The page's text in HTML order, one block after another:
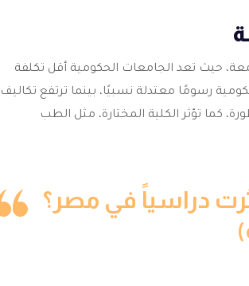
حيث تعد الجامعات الحكومية أقل تكلفة
رسومًا معتدلة نسبيًا، بينما ترتفع تكاليف
كما تؤثر الكلية المختارة، مثل الطب
دراسياً في مصر؟